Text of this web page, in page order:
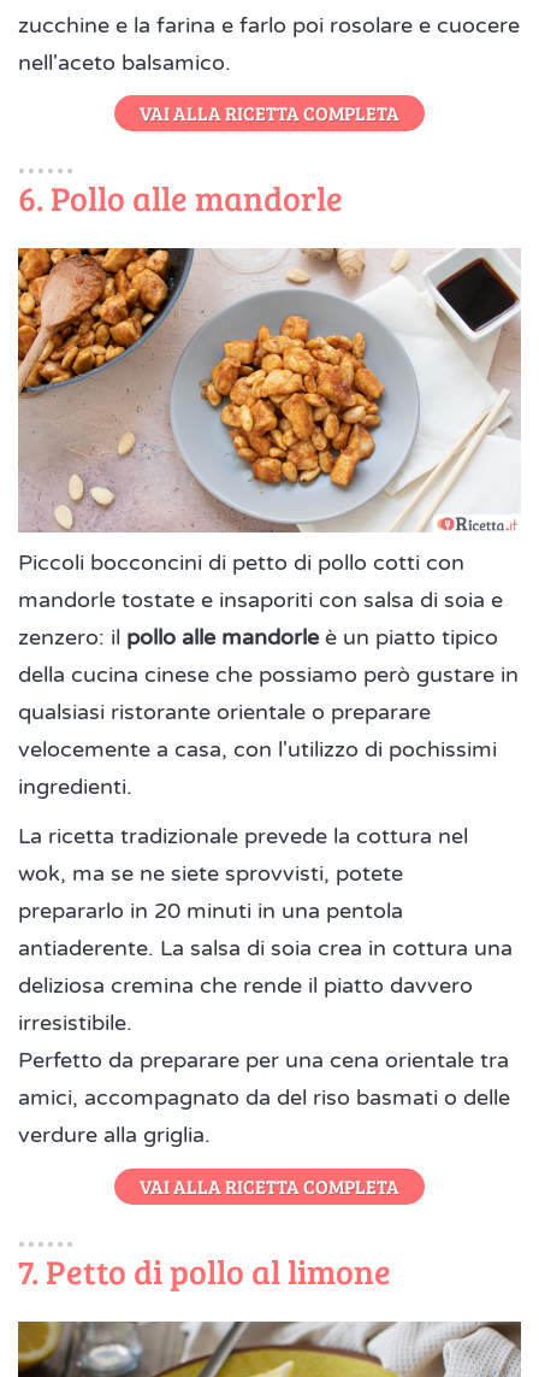
zucchine e la farina e farlo poi rosolare e cuocere
nell'aceto balsamico.
VAI ALLA RICETTA COMPLETA
6. Pollo alle mandorle
Piccoli bocconcini di petto di pollo cotti con
mandorle tostate e insaporiti con salsa di soia e
zenzero: il pollo alle mandorleè un piatto tipico
della cucina cinese che possiamo però gustare in
qualsiasi ristorante orientale o preparare
velocemente a casa, con l'utilizzo di pochissimi
ingredienti.
La ricetta tradizionale prevede la cottura nel
wok, ma se ne siete sprovvisti, potete
prepararlo in 20 minuti in una pentola
antiaderente. La salsa di soia crea in cottura una
deliziosa cremina che rende il piatto davvero
irresistibile.
Perfetto da preparare per una cena orientale tra
amici, accompagnato da del riso basmati o delle
verdure alla griglia.
VAI ALLA RICETTA COMPLETA
7. Petto di pollo al limone